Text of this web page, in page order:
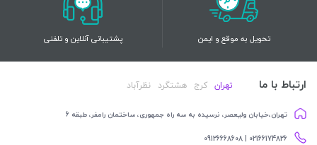
تحویل به موقع و ایمن پشتیبانی آنلاین و تلفنی
ارتباط با ما تهران کرج هشتگرد نظرآباد
تهران،خیابان ولیعصر، نرسیده به سه راه جمهوری، ساختمان رامفر، طبقه 6
02166174826 | 09126668608